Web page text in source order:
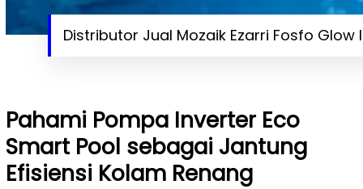
Distributor Jual Mozaik Ezarri Fosfo
Pahami Pompa Inverter Eco
Smart Pool sebagai Jantung
Efisiensi Kolam Renang